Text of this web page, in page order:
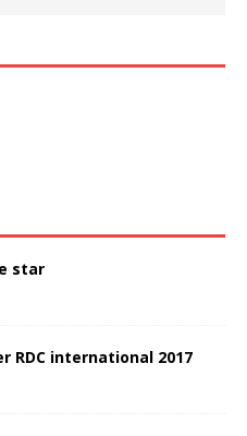
star
RDC international 2017